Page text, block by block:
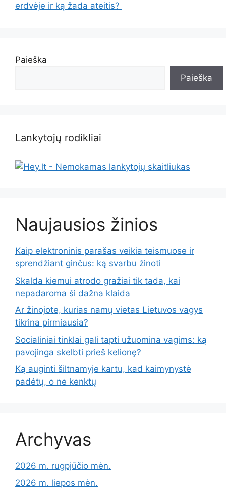
erdvėje ir ką žada ateitis?
Paieška
Paieška
Lankytojų rodikliai
Naujausios žinios
Kaip elektroninis parašas veikia teismuose ir
sprendžiant ginčus: ką svarbu žinoti
Skalda kiemui atrodo gražiai tik tada, kai
nepadaroma ši dažna klaida
Ar žinojote, kurias namų vietas Lietuvos vagys
tikrina pirmiausia?
Socialiniai tinklai gali tapti užuomina vagims: ką
pavojinga skelbti prieš kelionę?
Ką auginti šiltnamyje kartu, kad kaimynystė
padėtų, o ne kenktų
Archyvas
2026 m. rugpjūčio mėn.
2026 m. liepos mėn.